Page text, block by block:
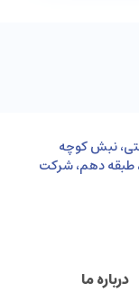
نبش کوچه
دی، طبقه دهم، شرکت
درباره ما